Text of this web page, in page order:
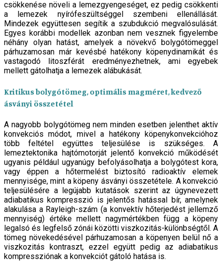
csökkenése növeli a lemezgyengeséget, ez pedig csökkenti
a lemezek nyírófeszültséggel szembeni ellenállását.
Mindezek együttesen segítik a szubdukció megvalósulását.
Egyes korábbi modellek azonban nem vesznek figyelembe
néhány olyan hatást, amelyek a növekvő bolygótömeggel
párhuzamosan már kevésbé hatékony köpenydinamikát és
vastagodó litoszférát eredményezhetnek, ami egyebek
mellett gátolhatja a lemezek alábukását.
Kritikus bolygótömeg, optimális magméret, kedvező
ásványi összetétel
A nagyobb bolygótömeg nem minden esetben jelenthet aktív
konvekciós módot, mivel a hatékony köpenykonvekcióhoz
több feltétel együttes teljesülése is szükséges. A
lemeztektonika hajtómotorját jelentő konvekció működését
ugyanis például ugyanúgy befolyásolhatja a bolygótest kora,
vagy éppen a hőtermelést biztosító radioaktív elemek
mennyisége, mint a köpeny ásványi összetétele. A konvekció
teljesülésére a legújabb kutatások szerint az úgynevezett
adiabatikus kompresszió is jelentős hatással bír, amelynek
alakulása a Rayleigh-szám (a konvektív hőterjedést jellemző
mennyiség) értéke mellett nagymértékben függ a köpeny
legalsó és legfelső zónái közötti viszkozitás-különbségtől. A
tömeg növekedésével párhuzamosan a köpenyen belül nő a
viszkozitás kontraszt, ezzel együtt pedig az adiabatikus
kompressziónak a konvekciót gátoló hatása is.